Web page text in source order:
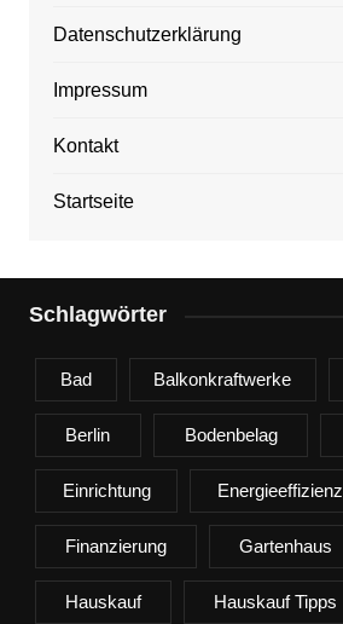
Datenschutzerklärung
Impressum
Kontakt
Startseite
Schlagwörter
Bad Balkonkraftwerke
Berlin Bodenbelag
Einrichtung Energieeffizienz
Finanzierung Gartenhaus
Hauskauf Hauskauf Tipps